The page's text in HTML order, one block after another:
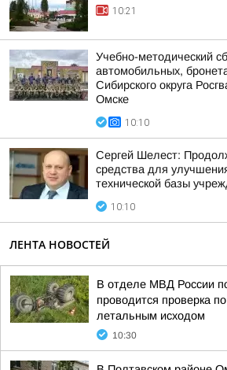
10:21
Учебно-методический
автомобильных,
Сибирского округа
Омске
10:10
Сергей Шелест:
средства для
технической базы
10:10
ЛЕНТА НОВОСТЕЙ
В отделе МВД России
проводится проверка
летальным исходом
10:30